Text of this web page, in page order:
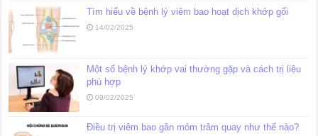
Tìm hiểu về bệnh lý viêm bao hoạt dịch khớp gối
14/02/2025
Một số bệnh lý khớp vai thường gặp và cách trị liệu
phù hợp
09/02/2025
Điều trị viêm bao gân mỏm trâm quay như thế nào?